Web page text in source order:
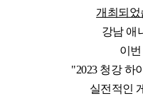
개최되었
강남 애
이
"2023 청강 하
실전적인